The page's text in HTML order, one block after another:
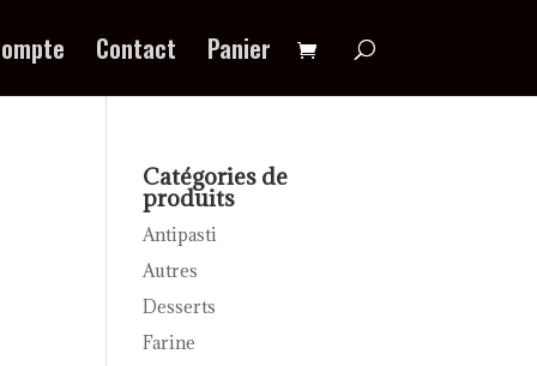
Contact Panier
Catégories de
produits
Antipasti
Autres
Desserts
Farine